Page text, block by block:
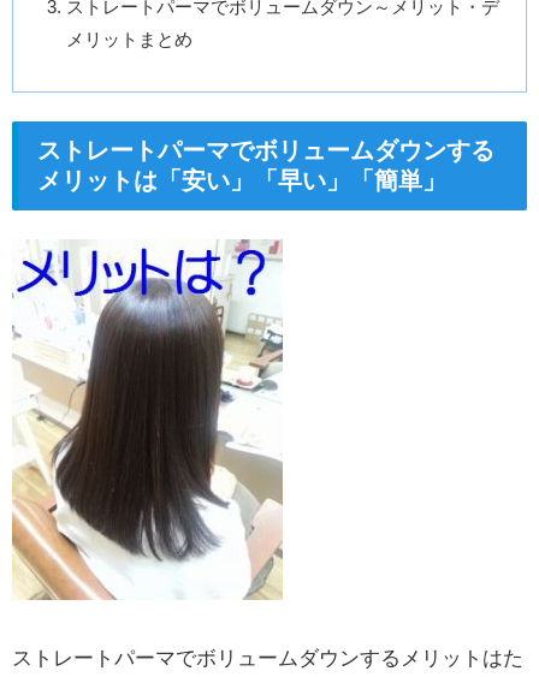
ストレートパーマでボリュームダウン～メリット・デ
メリットまとめ
ストレートパーマでボリュームダウンする
メリットは「安い」「早い」「簡単」
ストレートパーマでボリュームダウンするメリットはた